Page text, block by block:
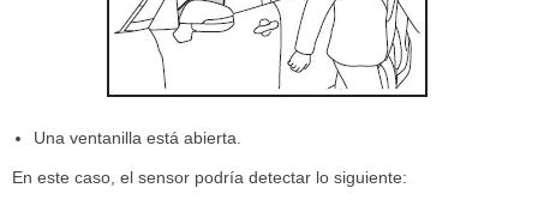
Una ventanilla está abierta.
En este caso, el sensor podría detectar lo siguiente: